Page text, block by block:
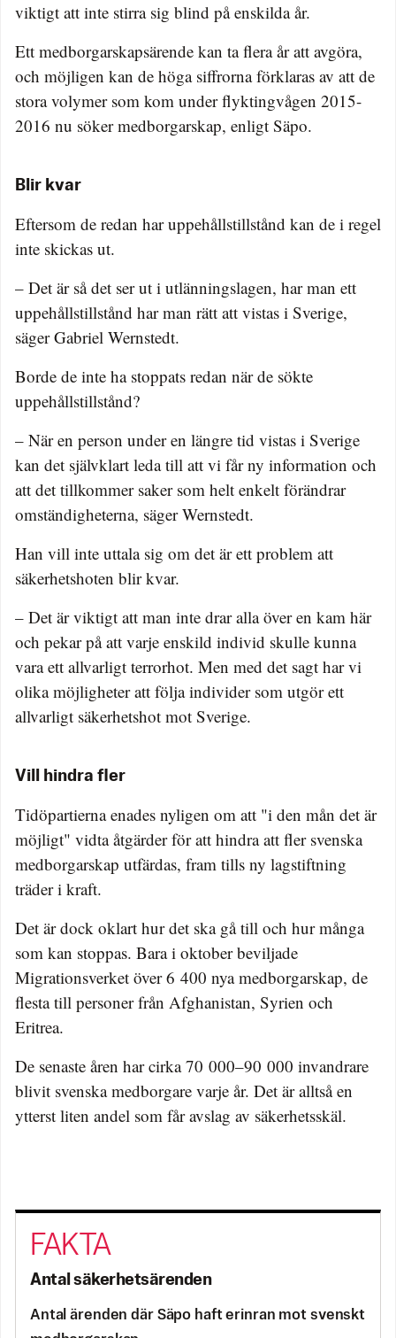
viktigt att inte stirra sig blind på enskilda år.
Ett medborgarskapsärende kan ta flera år att avgöra,
och möjligen kan de höga siffrorna förklaras av att de
stora volymer som kom under flyktingvågen 2015-
2016 nu söker medborgarskap, enligt Säpo.
Blir kvar
Eftersom de redan har uppehållstillstånd kan de i regel
inte skickas ut.
– Det är så det ser ut i utlänningslagen, har man ett
uppehållstillstånd har man rätt att vistas i Sverige,
säger Gabriel Wernstedt.
Borde de inte ha stoppats redan när de sökte
uppehållstillstånd?
– När en person under en längre tid vistas i Sverige
kan det självklart leda till att vi får ny information och
att det tillkommer saker som helt enkelt förändrar
omständigheterna, säger Wernstedt.
Han vill inte uttala sig om det är ett problem att
säkerhetshoten blir kvar.
– Det är viktigt att man inte drar alla över en kam här
och pekar på att varje enskild individ skulle kunna
vara ett allvarligt terrorhot. Men med det sagt har vi
olika möjligheter att följa individer som utgör ett
allvarligt säkerhetshot mot Sverige.
Vill hindra fler
Tidöpartierna enades nyligen om att "i den mån det är
möjligt" vidta åtgärder för att hindra att fler svenska
medborgarskap utfärdas, fram tills ny lagstiftning
träder i kraft.
Det är dock oklart hur det ska gå till och hur många
som kan stoppas. Bara i oktober beviljade
Migrationsverket över 6 400 nya medborgarskap, de
flesta till personer från Afghanistan, Syrien och
Eritrea.
De senaste åren har cirka 70 000–90 000 invandrare
blivit svenska medborgare varje år. Det är alltså en
ytterst liten andel som får avslag av säkerhetsskäl.
Antal säkerhetsärenden
Antal ärenden där Säpo haft erinran mot svenskt